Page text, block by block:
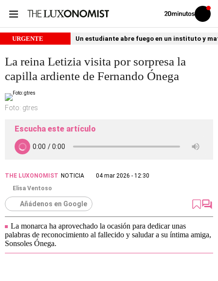
Volver
Iniciar
sesión
URGENTE Un estudiante abre fuego en un instituto y
La reina Letizia visita por sorpresa la
capilla ardiente de Fernando Ónega
Foto: gtres
Escucha este artículo
THE LUXONOMIST NOTICIA
04 mar 2026 - 12:30
Elisa Ventoso
Añádenos en Google
La monarca ha aprovechado la ocasión para dedicar unas
palabras de reconocimiento al fallecido y saludar a su íntima amiga,
Sonsoles Ónega.